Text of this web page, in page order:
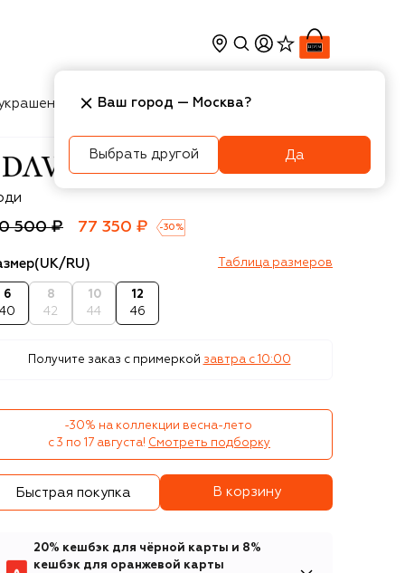
Косметика Интерьер
Koma
500 ₽ 77 350 ₽ -30 %
(UK/RU) Таблица размеров
6
40
8
42
10
44
12
46
Получите заказ с примеркой завтра c 10:00
-30% на коллекции весна-лето
с 3 по 17 августа! Смотреть подборку
Быстрая покупка В корзину
20% кешбэк для чёрной карты и 8%
кешбэк для оранжевой карты
Ваш город — Москва?
Выбрать другой Да